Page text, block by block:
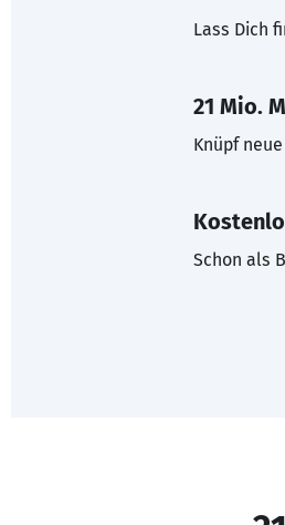
Lass Dich
21 Mio.
Knüpf
Schon als